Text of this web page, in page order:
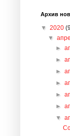
Архив
▼ 2020
▼
►
►
►
►
►
►
▼